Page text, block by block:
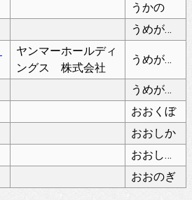
うかの
うめがはら
ヤンマーホールディ
ングス 株式会社
うめがはら
うめがはらさかえ
おおくぼ
おおしか
おおしみず
おおのぎ